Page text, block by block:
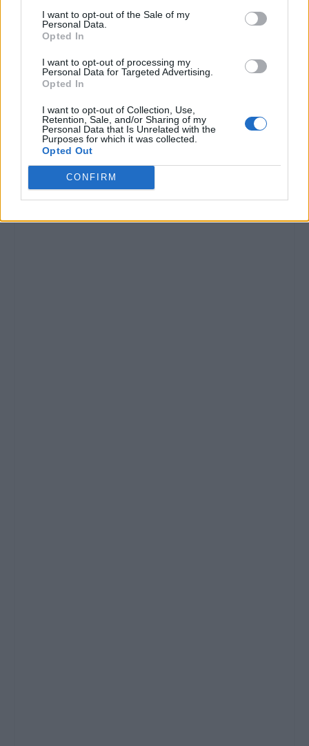
I want to opt-out of the Sale of my
Personal Data.
Opted In
I want to opt-out of processing my
Personal Data for Targeted Advertising.
Opted In
I want to opt-out of Collection, Use,
Retention, Sale, and/or Sharing of my
Personal Data that Is Unrelated with the
Purposes for which it was collected.
Opted Out
CONFIRM